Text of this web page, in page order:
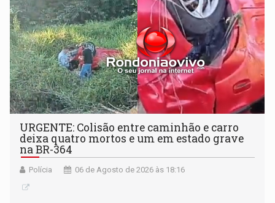
URGENTE: Colisão entre caminhão e carro
deixa quatro mortos e um em estado grave
na BR-364
Polícia 06 de Agosto de 2026 às 18:16